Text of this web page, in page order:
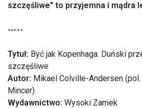
szczęśliwe" to przyjemna i mądra
-----
Tytuł: Być jak Kopenhaga. Duński
szczęśliwe
Autor: Mikael Colville-Andersen (pol.
Mincer)
Wydawnictwo: Wysoki Zamek